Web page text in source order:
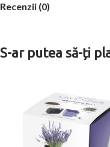
Recenzii (0)
S-ar putea să-ți